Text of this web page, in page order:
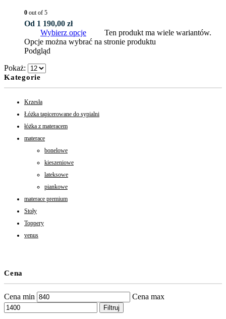
0 out of 5
Od 1 190,00 zł
Wybierz opcje
Ten produkt ma wiele wariantów.
Opcje można wybrać na stronie produktu
Podgląd
Pokaż:
Kategorie
Krzesła
Łóżka tapicerowane do sypialni
łóżka z materacem
materace
bonelowe
kieszeniowe
lateksowe
piankowe
materace premium
Stoły
Toppery
venus
Cena
Cena min Cena max
Filtruj